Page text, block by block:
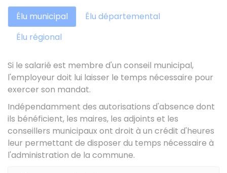
Élu municipal
Élu départemental
Élu régional
Si le salarié est membre d'un conseil municipal,
l'employeur doit lui laisser le temps nécessaire pour
exercer son mandat.
Indépendamment des autorisations d'absence dont
ils bénéficient, les maires, les adjoints et les
conseillers municipaux ont droit à un crédit d'heures
leur permettant de disposer du temps nécessaire à
l'administration de la commune.